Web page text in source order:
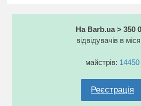
На Barb.ua > 350
відвідувачів в
майстрів: 14450
Реєстрація